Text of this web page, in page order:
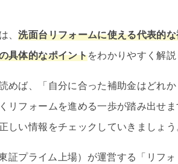
、洗面台リフォームに使える代表的
具体的なポイントをわかりやすく解説
めば、「自分に合った補助金はどれ
リフォームを進める一歩が踏み出せ
しい情報をチェックしていきましょう
証プライム上場）が運営する「リフ